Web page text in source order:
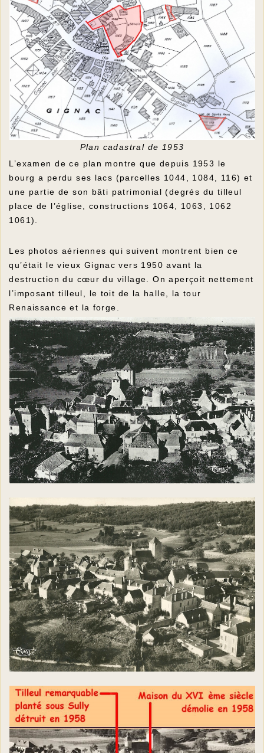
Plan cadastral de 1953
L’examen de ce plan montre que depuis 1953 le
bourg a perdu ses lacs (parcelles 1044, 1084, 116) et
une partie de son bâti patrimonial (degrés du tilleul
place de l’église, constructions 1064, 1063, 1062
1061).
Les photos aériennes qui suivent montrent bien ce
qu’était le vieux Gignac vers 1950 avant la
destruction du cœur du village. On aperçoit nettement
l’imposant tilleul, le toit de la halle, la tour
Renaissance et la forge.